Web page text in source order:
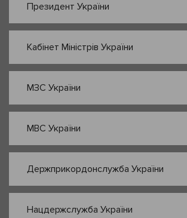
Президент України
Кабінет Міністрів України
МЗС України
МВС України
Держприкордонслужба України
Нацдержслужба України